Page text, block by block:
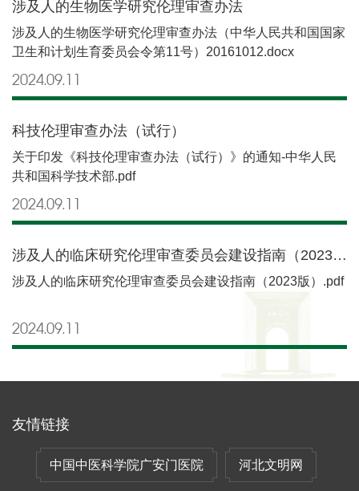
涉及人的生物医学研究伦理审查办法
涉及人的生物医学研究伦理审查办法（中华人民共和国国家
卫生和计划生育委员会令第11号）20161012.docx
2024.09
科技伦理审查办法（试行）
关于印发《科技伦理审查办法（试行）》的通知-中华人民
共和国科学技术部.pdf
2024.09
涉及人的临床研究伦理审查委员会建设指南（2023版）
涉及人的临床研究伦理审查委员会建设指南（2023版）.pdf
2024.09
友情链接
中国中医科学院广安门医院 河北文明网